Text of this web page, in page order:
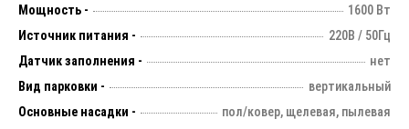
Мощность -
1600 Вт
Источник питания -
220В / 50Гц
Датчик заполнения -
нет
Вид парковки -
вертикальный
Основные насадки -
пол/ковер, щелевая, пылевая